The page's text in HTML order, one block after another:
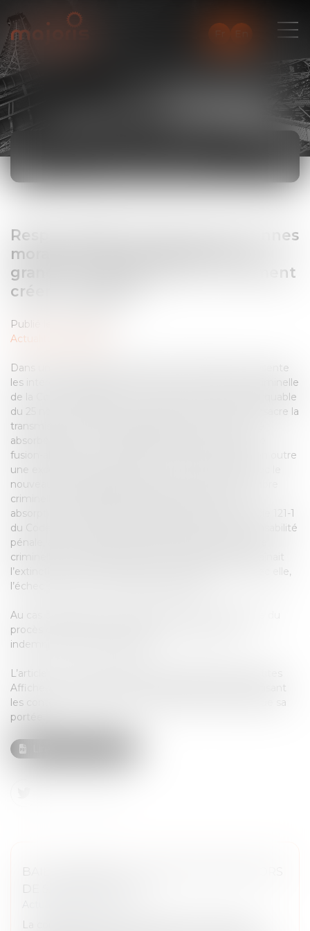
Responsabilité pénale des personnes
morales et fusion-absorption : le
grand chambardement ou comment
créer une hydre !
Publié le :
Actualités du cabinet
Dans une affaire dans laquelle Olivier BURETH représente
les intérêts de KERING, il a obtenu de la chambre criminelle
de la Cour de cassation, par un arrêt tout à fait remarquable
du 25 novembre 2020, un revirement à 180° qui consacre la
transmission de la responsabilité pénale de la société
absorbée à la société absorbante dans le cadre d’une
fusion-absorption. La chambre criminelle consacre en outre
une exception de fraude qu’il convient d’articuler avec le
nouveau principe dégagé. Jusqu’à cet arrêt, la chambre
criminelle considérait qu’il fallait assimiler la fusion-
absorption au décès d’une personne physique, l’article 121-1
du Code pénal, relatif à l’individualisation de la responsabilité
pénale, ayant systématiquement conduit la chambre
criminelle à considérer que la fusion-absorption entraînait
l’extinction pure et simple de l’action publique et avec elle,
l’échec de l’action civile (sauf exception).
Au cas d’espèce, cette décision a permis la poursuite du
procès et à KERING, qui était partie civile, d’être
indemnisée de son préjudice.
L’article ci-joint d’Olivier BURETH, publié dans les Petites
Affiches du 7 janvier 2021, commente cet arrêt, précisant
les contours de la solution résultant de l’arrêt, ainsi que sa
portée.
BAIL COMMERCIAL : SOYEZ VIGILANTS LORS
DE SA NÉGOCIATION !
La conclusion du bail commercial est une étape